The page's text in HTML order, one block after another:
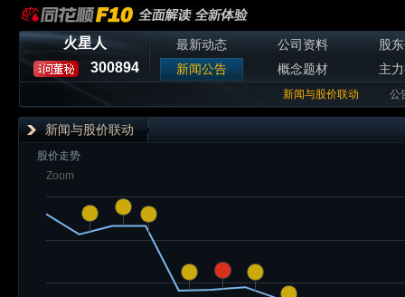
火星人
300894
最新动态 公司资料
股
新闻公告
概念题材 主
新闻与股价联动 公
新闻与股价联动
股价走势
Zoom